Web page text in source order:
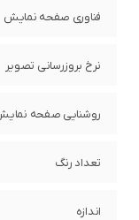
فناوری صفحه‌ نمایش
نرخ بروزرسانی تصویر
روشنایی صفحه
تعداد رنگ
اندازه